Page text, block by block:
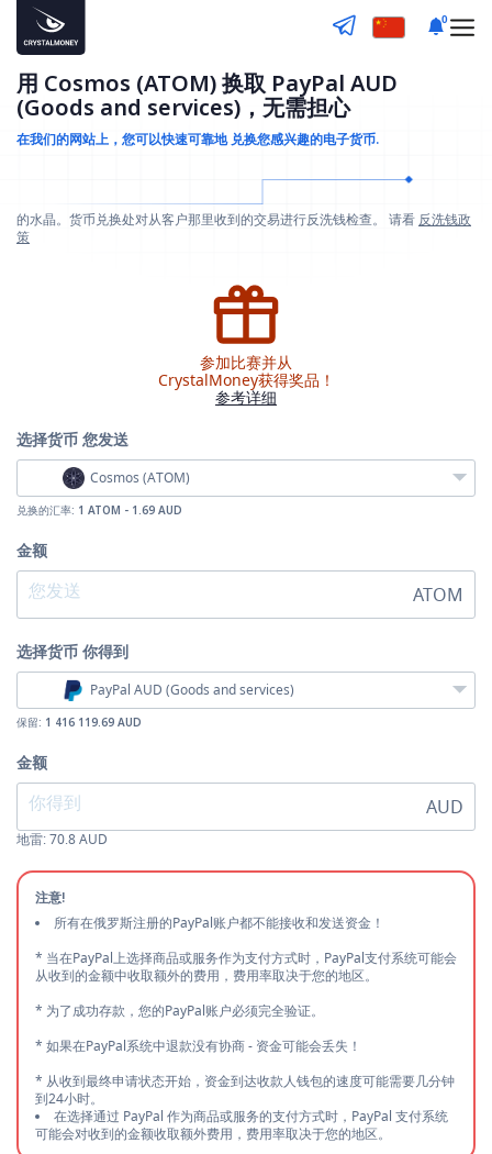
0
用 Cosmos (ATOM) 换取 PayPal AUD
(Goods and services)，无需担心
在我们的网站上，您可以快速可靠地 兑换您感兴趣的电子货币.
的水晶。货币兑换处对从客户那里收到的交易进行反洗钱检查。 请看 反洗钱政
策
参加比赛并从
CrystalMoney获得奖品！
参考详细
选择货币 您发送
Cosmos (ATOM)
兑换的汇率: 1 ATOM - 1.69 AUD
金额
ATOM
选择货币 你得到
PayPal AUD (Goods and services)
保留: 1 416 119.69 AUD
金额
AUD
地雷:70.8AUD
注意!
所有在俄罗斯注册的PayPal账户都不能接收和发送资金！
* 当在PayPal上选择商品或服务作为支付方式时，PayPal支付系统可能会
从收到的金额中收取额外的费用，费用率取决于您的地区。
* 为了成功存款，您的PayPal账户必须完全验证。
* 如果在PayPal系统中退款没有协商 - 资金可能会丢失！
* 从收到最终申请状态开始，资金到达收款人钱包的速度可能需要几分钟
到24小时。
在选择通过 PayPal 作为商品或服务的支付方式时，PayPal 支付系统
可能会对收到的金额收取额外费用，费用率取决于您的地区。